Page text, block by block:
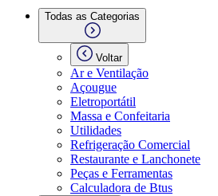
Todas as Categorias
Voltar
Ar e Ventilação
Açougue
Eletroportátil
Massa e Confeitaria
Utilidades
Refrigeração Comercial
Restaurante e Lanchonete
Peças e Ferramentas
Calculadora de Btus